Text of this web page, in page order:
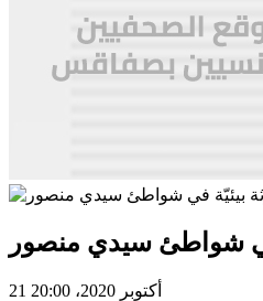
شواطئ سيدي منصور
21 أكتوبر 2020، 20:00